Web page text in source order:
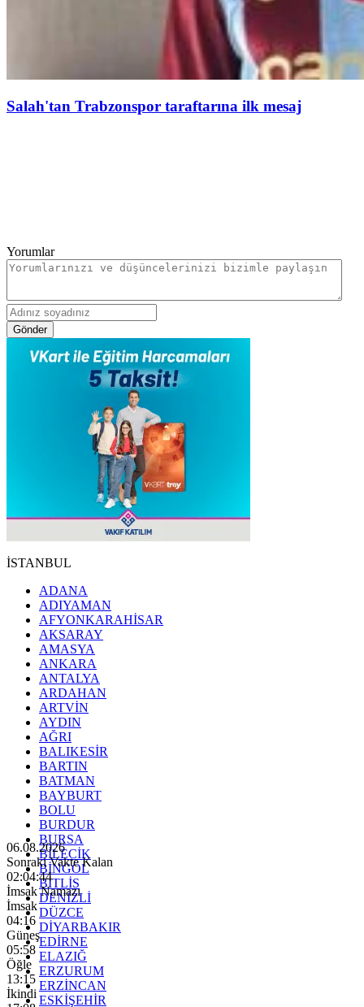
Salah'tan Trabzonspor taraftarına ilk mesaj
Yorumlar
Gönder
İSTANBUL
ADANA
ADIYAMAN
AFYONKARAHİSAR
AKSARAY
AMASYA
ANKARA
ANTALYA
ARDAHAN
ARTVİN
AYDIN
AĞRI
BALIKESİR
BARTIN
BATMAN
BAYBURT
BOLU
BURDUR
BURSA
BİLECİK
BİNGÖL
BİTLİS
DENİZLİ
DÜZCE
DİYARBAKIR
EDİRNE
ELAZIĞ
ERZURUM
ERZİNCAN
ESKİŞEHİR
06.08.2026
Sonraki Vakte Kalan
02:04:42
İmsak Namazı
İmsak
04:16
Güneş
05:58
Öğle
13:15
İkindi